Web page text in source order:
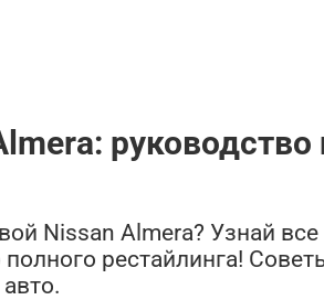
руководство
Nissan Almera? Узнай
рестайлинга!